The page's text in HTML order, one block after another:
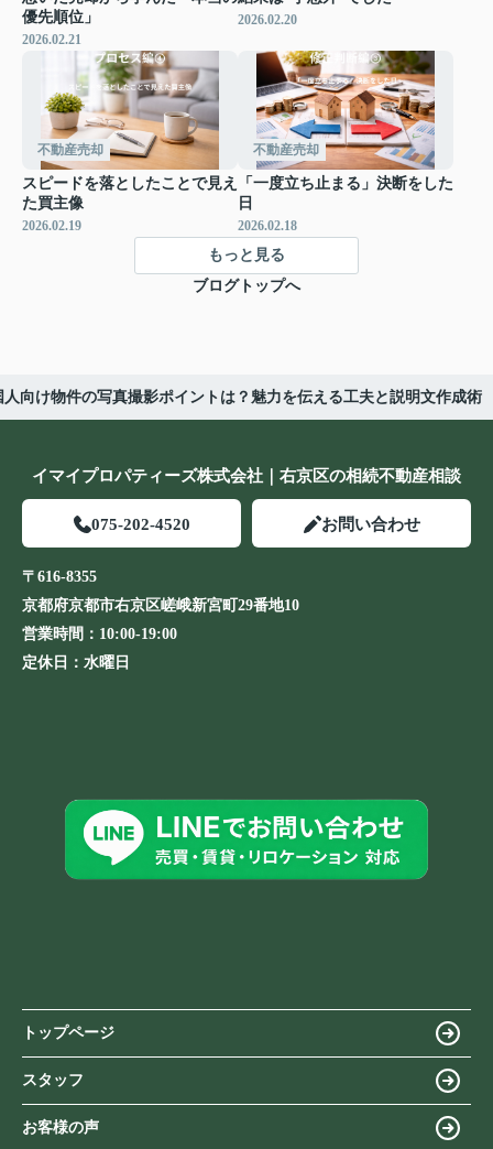
優先順位」
2026.02.21
2026.02.20
不動産売却
スピードを落としたことで見え
た買主像
2026.02.19
不動産売却
「一度立ち止まる」決断をした
日
2026.02.18
もっと見る
ブログトップへ
人向け物件の写真撮影ポイントは？魅力を伝える工夫と説明文作成術
イマイプロパティーズ株式会社｜右京区の相続不動産相談
075-202-4520 お問い合わせ
〒616-8355
京都府京都市右京区嵯峨新宮町29番地10
営業時間： 10:00-19:00
定休日： 水曜日
トップページ
スタッフ
お客様の声